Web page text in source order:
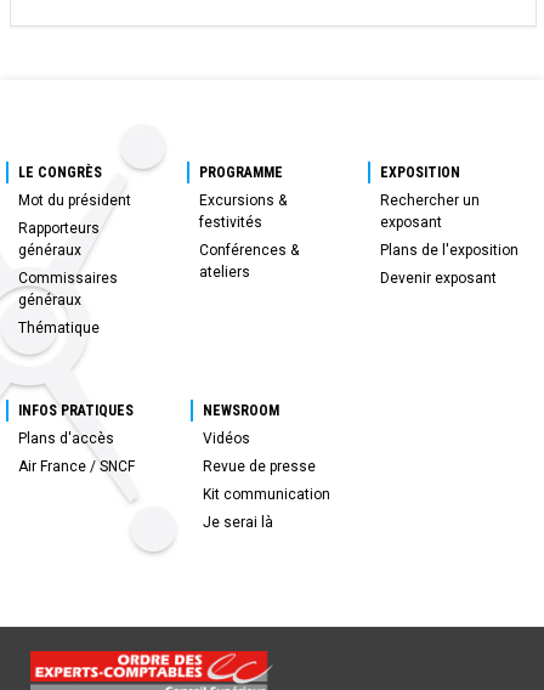
LE CONGRÈS
Mot du président
Rapporteurs
généraux
Commissaires
généraux
Thématique
PROGRAMME
Excursions &
festivités
Conférences &
ateliers
EXPOSITION
Rechercher un
exposant
Plans de l'exposition
Devenir exposant
INFOS PRATIQUES
Plans d'accès
Air France / SNCF
NEWSROOM
Vidéos
Revue de presse
Kit communication
Je serai là